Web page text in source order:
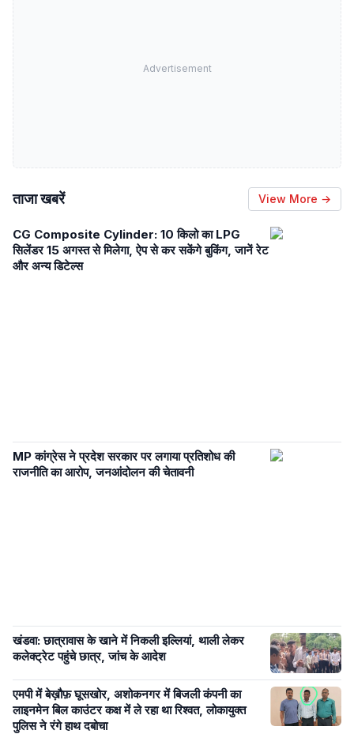
Advertisement
ताजा खबरें View More →
CG Composite Cylinder: 10 किलो का LPG
सिलेंडर 15 अगस्त से मिलेगा, ऐप से कर सकेंगे बुकिंग, जानें रेट
और अन्य डिटेल्स
MP कांग्रेस ने प्रदेश सरकार पर लगाया प्रतिशोध की
राजनीति का आरोप, जनआंदोलन की चेतावनी
खंडवा: छात्रावास के खाने में निकली इल्लियां, थाली लेकर
कलेक्ट्रेट पहुंचे छात्र, जांच के आदेश
एमपी में बेख़ौफ़ घूसखोर, अशोकनगर में बिजली कंपनी का
लाइनमेन बिल काउंटर कक्ष में ले रहा था रिश्वत, लोकायुक्त
पुलिस ने रंगे हाथ दबोचा